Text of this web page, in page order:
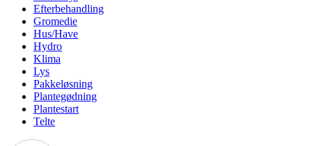
Efterbehandling
Gromedie
Hus/Have
Hydro
Klima
Lys
Pakkeløsning
Plantegødning
Plantestart
Telte